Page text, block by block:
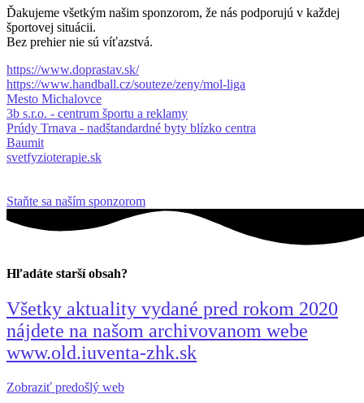
Ďakujeme všetkým našim sponzorom, že nás podporujú v každej
športovej situácii.
Bez prehier nie sú víťazstvá.
https://www.doprastav.sk/
https://www.handball.cz/souteze/zeny/mol-liga
Mesto Michalovce
3b s.r.o. - centrum športu a reklamy
Prúdy Trnava - nadštandardné byty blízko centra
Baumit
svetfyzioterapie.sk
Staňte sa naším sponzorom
Hľadáte starší obsah?
Všetky aktuality vydané pred rokom 2020
nájdete na našom archivovanom webe
www.old.iuventa-zhk.sk
Zobraziť predošlý web